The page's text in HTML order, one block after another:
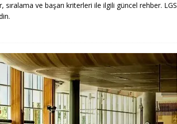
sıralama ve başarı kriterleri ile ilgili güncel rehber. LGS